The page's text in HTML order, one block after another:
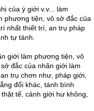
của ý giới v.v... làm
phương tiện, vô sở đắc của
nhất thiết trí, an trụ pháp
tự tánh.
giới làm phương tiện, vô
đắc của nhãn giới làm
trụ chơn như, pháp giới,
đổi khác, tánh bình
tế, cảnh giới hư không,